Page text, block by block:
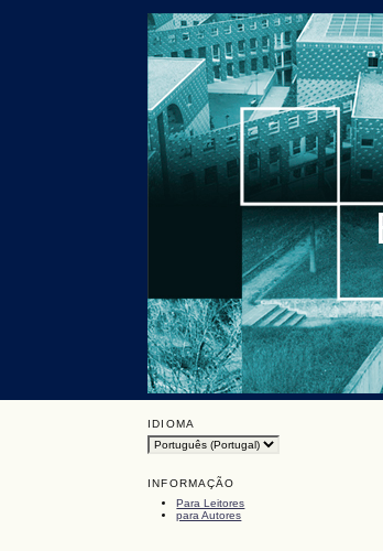
IDIOMA
INFORMAÇÃO
Para Leitores
para Autores